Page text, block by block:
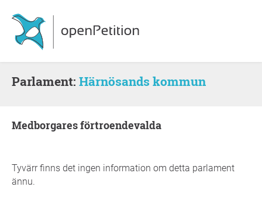
Parlament: Härnösands kommun
medborgares förtroendevalda
Tyvärr finns det ingen information om detta parlament
ännu.